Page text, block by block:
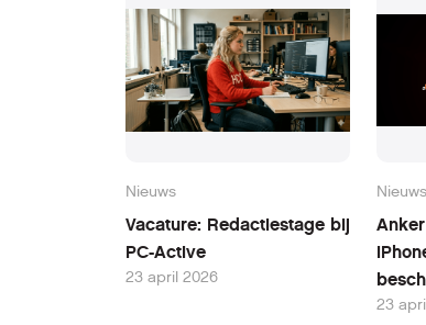
Nieuws
Vacature: Redactiestage bij
PC-Active
23 april 2026
Nieuws
23